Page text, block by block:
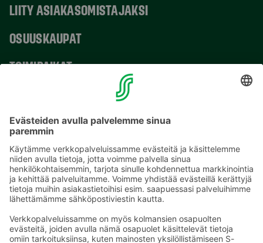
LIITY ASIAKASOMISTAJAKSI
OSUUSKAUPAT
TOIMIPAIKAT
Sähköpostiosoitteet S-ryhmässä ovat muotoa
etunimi.sukunimi@sok.fi
Seuraa meitä: